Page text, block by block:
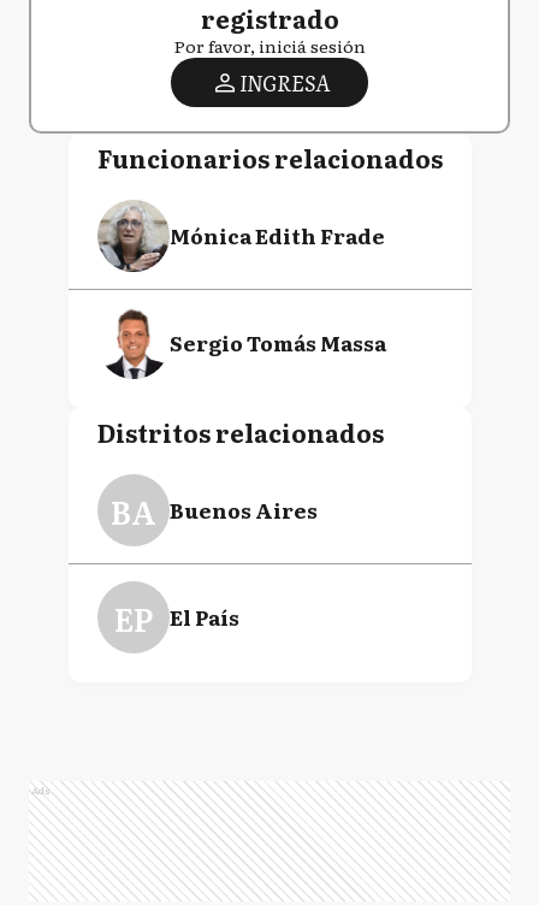
registrado
Por favor, iniciá sesión
INGRESA
Funcionarios relacionados
Mónica Edith Frade
Sergio Tomás Massa
Distritos relacionados
BA Buenos Aires
EP El País
Ads